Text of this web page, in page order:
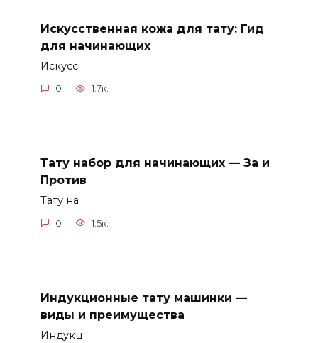
Искусственная кожа для тату: Гид
для начинающих
Искусс
0 1.7к.
Тату набор для начинающих — За и
Против
Тату на
0 1.5к.
Индукционные тату машинки —
виды и преимущества
Индукц